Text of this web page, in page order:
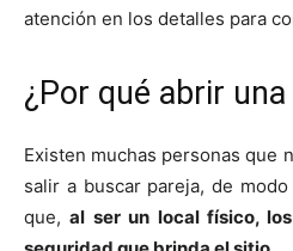
atención en los detalles para
¿Por qué abrir
Existen muchas personas que
salir a buscar pareja, de modo
que,al ser un local físico,